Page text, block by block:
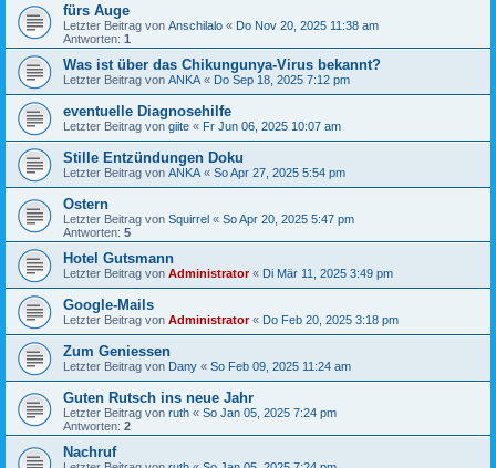
fürs Auge
Letzter Beitrag von Anschilalo « Do Nov 20, 2025 11:38 am
Antworten: 1
Was ist über das Chikungunya-Virus bekannt?
Letzter Beitrag von ANKA « Do Sep 18, 2025 7:12 pm
eventuelle Diagnosehilfe
Letzter Beitrag von giite « Fr Jun 06, 2025 10:07 am
Stille Entzündungen Doku
Letzter Beitrag von ANKA « So Apr 27, 2025 5:54 pm
Ostern
Letzter Beitrag von Squirrel « So Apr 20, 2025 5:47 pm
Antworten: 5
Hotel Gutsmann
Letzter Beitrag von Administrator« Di Mär 11, 2025 3:49 pm
Google-Mails
Letzter Beitrag von Administrator« Do Feb 20, 2025 3:18 pm
Zum Geniessen
Letzter Beitrag von Dany « So Feb 09, 2025 11:24 am
Guten Rutsch ins neue Jahr
Letzter Beitrag von ruth « So Jan 05, 2025 7:24 pm
Antworten: 2
Nachruf